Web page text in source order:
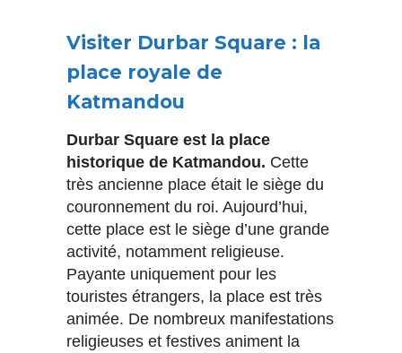
Visiter Durbar Square : la
place royale de
Katmandou
Durbar Square est la place
historique de Katmandou. Cette
très ancienne place était le siège du
couronnement du roi. Aujourd’hui,
cette place est le siège d’une grande
activité, notamment religieuse.
Payante uniquement pour les
touristes étrangers, la place est très
animée. De nombreux manifestations
religieuses et festives animent la